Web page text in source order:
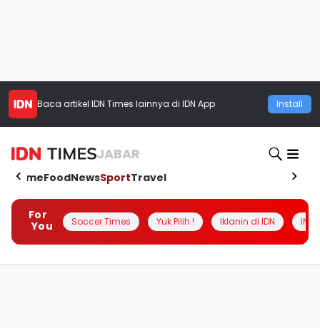
Baca artikel IDN Times lainnya di IDN App Install
JABAR
HomeFoodNewsSportTravel
For
You
Soccer Times Yuk Pilih ! Iklanin di IDN